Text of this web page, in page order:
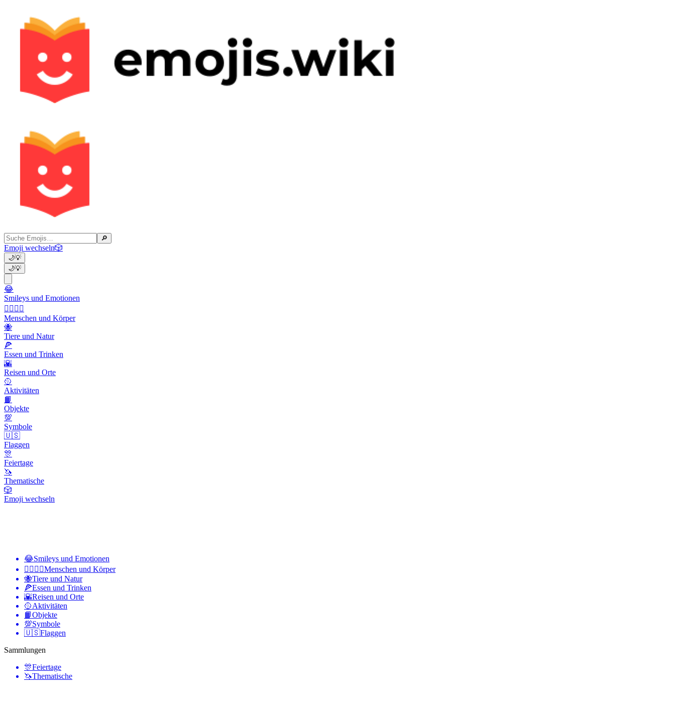
🔎
Emoji wechseln🎲
🌙💡
🌙💡
😂
Smileys und Emotionen
👩‍❤️‍💋‍👨
Menschen und Körper
🐝
Tiere und Natur
🍕
Essen und Trinken
🌇
Reisen und Orte
🥎
Aktivitäten
📙
Objekte
💯
Symbole
🇺🇸
Flaggen
🎊
Feiertage
🦄
Thematische
🎲
Emoji wechseln
😂Smileys und Emotionen
👩‍❤️‍💋‍👨Menschen und Körper
🐝Tiere und Natur
🍕Essen und Trinken
🌇Reisen und Orte
🥎Aktivitäten
📙Objekte
💯Symbole
🇺🇸Flaggen
Sammlungen
🎊Feiertage
🦄Thematische